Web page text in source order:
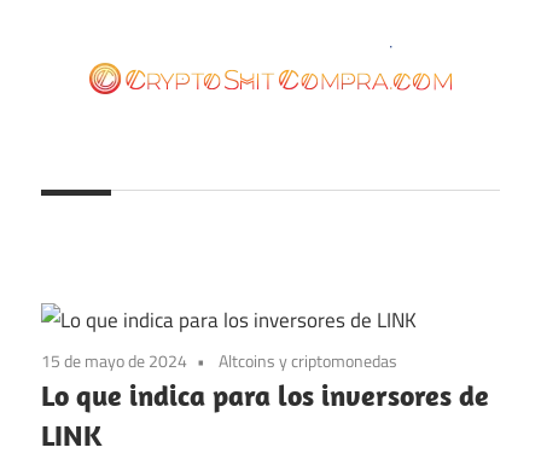
contenido
15 de mayo de 2024 Altcoins y criptomonedas
Lo que indica para los inversores de
LINK